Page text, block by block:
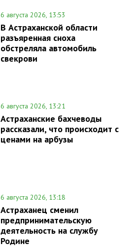
6 августа 2026, 13:53
В Астраханской области
разъяренная сноха
обстреляла автомобиль
свекрови
6 августа 2026, 13:21
Астраханские бахчеводы
рассказали, что происходит с
ценами на арбузы
6 августа 2026, 13:18
Астраханец сменил
предпринимательскую
деятельность на службу
Родине